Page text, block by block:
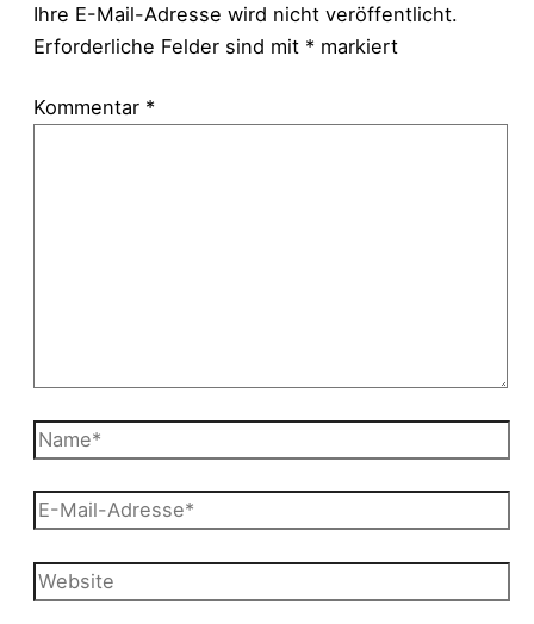
Ihre E-Mail-Adresse wird nicht veröffentlicht.
Erforderliche Felder sind mit * markiert
Kommentar *